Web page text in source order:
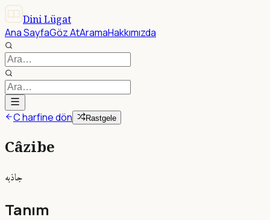
Dini Lügat
Ana SayfaGöz AtAramaHakkımızda
C harfine dön Rastgele
Câzibe
جاذبه
Tanım